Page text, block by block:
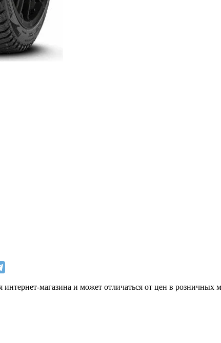
интернет-магазина и может отличаться от цен в розничных